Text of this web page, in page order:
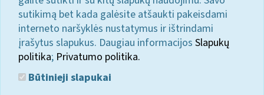
sutikimą bet kada galėsite atšaukti pakeisdami
interneto naršyklės nustatymus ir ištrindami
įrašytus slapukus. Daugiau informacijos Slapukų
politika; Privatumo politika.
Būtinieji slapukai